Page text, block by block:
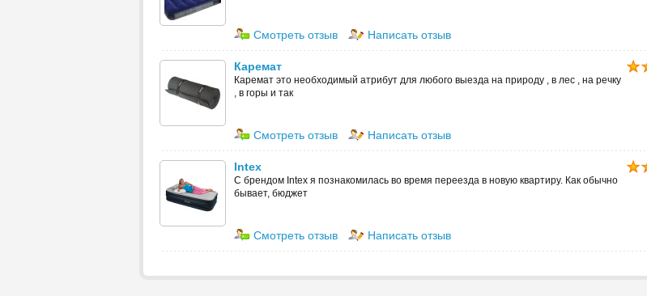
Смотреть отзыв Написать отзыв
Каремат
Каремат это необходимый атрибут для любого выезда на природу , в лес , на речку
, в горы и так
Смотреть отзыв Написать отзыв
Intex
С брендом Intex я познакомилась во время переезда в новую квартиру. Как обычно
бывает, бюджет
Смотреть отзыв Написать отзыв